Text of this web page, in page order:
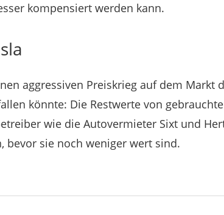
kompensiert werden kann.
aggressiven Preiskrieg auf dem Markt
könnte: Die Restwerte von
wie die Autovermieter Sixt und
bevor sie noch weniger wert sind.